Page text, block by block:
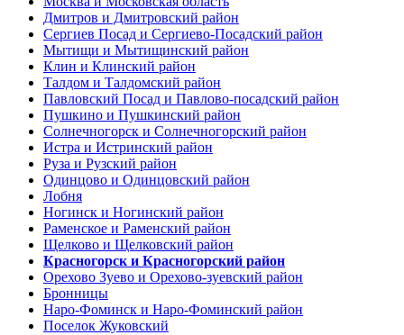
Дмитров и Дмитровский район
Сергиев Посад и Сергиево-Посадский район
Мытищи и Мытищинский район
Клин и Клинский район
Талдом и Талдомский район
Павловский Посад и Павлово-посадский район
Пушкино и Пушкинский район
Солнечногорск и Солнечногорский район
Истра и Истринский район
Руза и Рузский район
Одинцово и Одинцовский район
Лобня
Ногинск и Ногинский район
Раменское и Раменский район
Щелково и Щелковский район
Красногорск и Красногорский район
Орехово Зуево и Орехово-зуевский район
Бронницы
Наро-Фоминск и Наро-Фоминский район
Поселок Жуковский